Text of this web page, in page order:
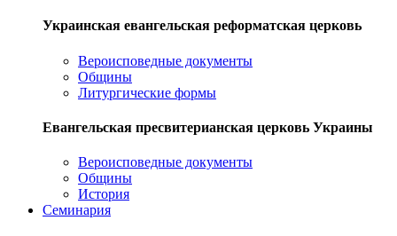
Украинская евангельская реформатская церковь
Вероисповедные документы
Общины
Литургические формы
Евангельская пресвитерианская церковь Украины
Вероисповедные документы
Общины
История
Семинария